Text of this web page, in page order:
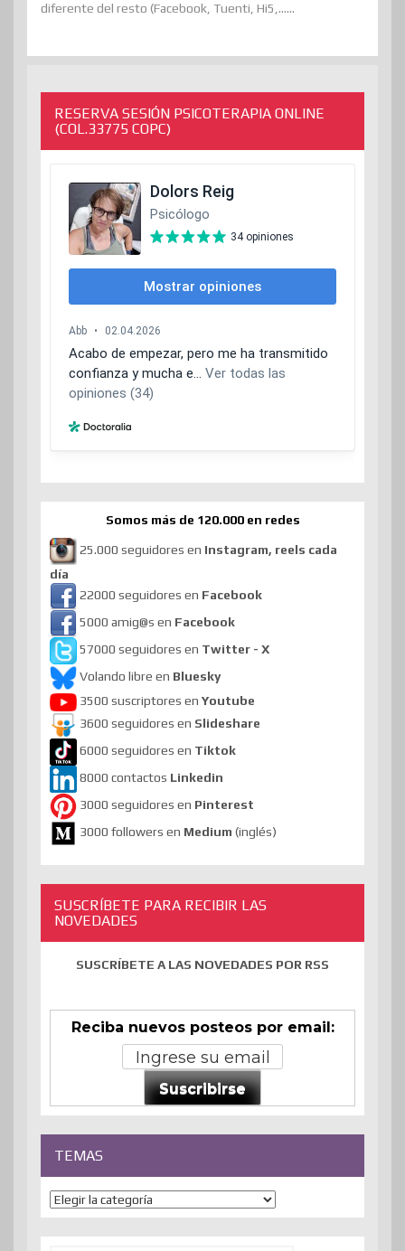
diferente del resto (Facebook, Tuenti, Hi5,......
RESERVA SESIÓN PSICOTERAPIA ONLINE
(COL.33775 COPC)
Somos más de 120.000 en redes
25.000 seguidores en Instagram, reels cada
día
22000 seguidores en Facebook
5000 amig@s en Facebook
57000 seguidores en Twitter - X
Volando libre en Bluesky
3500 suscriptores en Youtube
3600 seguidores en Slideshare
6000 seguidores en Tiktok
8000 contactos Linkedin
3000 seguidores en Pinterest
3000 followers en Medium (inglés)
SUSCRÍBETE PARA RECIBIR LAS
NOVEDADES
SUSCRÍBETE A LAS NOVEDADES POR RSS
Reciba nuevos posteos por email:
Suscribirse
TEMAS
Temas